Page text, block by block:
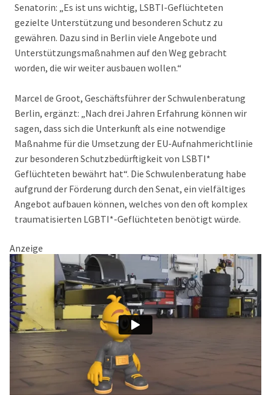
Senatorin: „Es ist uns wichtig, LSBTI-Geflüchteten
gezielte Unterstützung und besonderen Schutz zu
gewähren. Dazu sind in Berlin viele Angebote und
Unterstützungsmaßnahmen auf den Weg gebracht
worden, die wir weiter ausbauen wollen.“
Marcel de Groot, Geschäftsführer der Schwulenberatung
Berlin, ergänzt: „Nach drei Jahren Erfahrung können wir
sagen, dass sich die Unterkunft als eine notwendige
Maßnahme für die Umsetzung der EU-Aufnahmerichtlinie
zur besonderen Schutzbedürftigkeit von LSBTI*
Geflüchteten bewährt hat“. Die Schwulenberatung habe
aufgrund der Förderung durch den Senat, ein vielfältiges
Angebot aufbauen können, welches von den oft komplex
traumatisierten LGBTI*-Geflüchteten benötigt würde.
Anzeige